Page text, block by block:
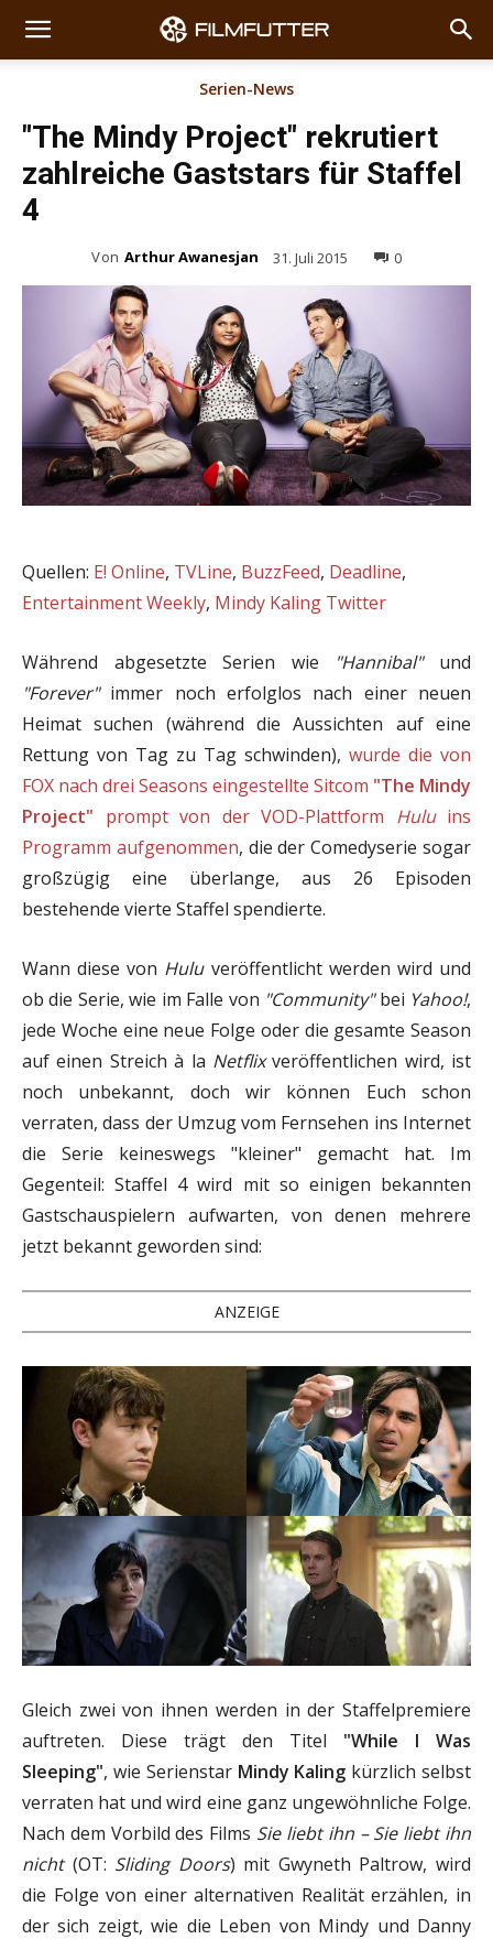
Serien-News
"The Mindy Project" rekrutiert
zahlreiche Gaststars für Staffel
4
Von Arthur Awanesjan 31. Juli 2015 0
Quellen: E! Online, TVLine, BuzzFeed, Deadline,
Entertainment Weekly, Mindy Kaling Twitter
Während abgesetzte Serien wie "Hannibal"und
"Forever"immer noch erfolglos nach einer neuen
Heimat suchen (während die Aussichten auf eine
Rettung von Tag zu Tag schwinden), wurde die von
FOX nach drei Seasons eingestellte Sitcom "The Mindy
Project" prompt von der VOD-Plattform Huluins
Programm aufgenommen, die der Comedyserie sogar
großzügig eine überlange, aus 26 Episoden
bestehende vierte Staffel spendierte.
Wann diese von Huluveröffentlicht werden wird und
ob die Serie, wie im Falle von "Community"bei Yahoo!,
jede Woche eine neue Folge oder die gesamte Season
auf einen Streich à la Netflixveröffentlichen wird, ist
noch unbekannt, doch wir können Euch schon
verraten, dass der Umzug vom Fernsehen ins Internet
die Serie keineswegs "kleiner" gemacht hat. Im
Gegenteil: Staffel 4 wird mit so einigen bekannten
Gastschauspielern aufwarten, von denen mehrere
jetzt bekannt geworden sind:
ANZEIGE
Gleich zwei von ihnen werden in der Staffelpremiere
auftreten. Diese trägt den Titel "While I Was
Sleeping", wie Serienstar Mindy Kaling kürzlich selbst
verraten hat und wird eine ganz ungewöhnliche Folge.
Nach dem Vorbild des Films Sie liebt ihn – Sie liebt ihn
nicht(OT: Sliding Doors) mit Gwyneth Paltrow, wird
die Folge von einer alternativen Realität erzählen, in
der sich zeigt, wie die Leben von Mindy und Danny